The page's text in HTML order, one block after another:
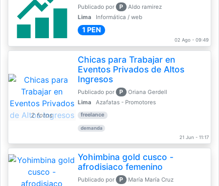
Publicado por P
Aldo ramirez
Lima
Informática / web
1 PEN
02 Ago - 09:49
2 fotos
Chicas para Trabajar en
Eventos Privados de Altos
Ingresos
Publicado por P
Oriana Gerdell
Lima
Azafatas - Promotores
freelance
demanda
21 Jun - 11:17
Yohimbina gold cusco -
afrodisiaco femenino
Publicado por P
María María Cruz